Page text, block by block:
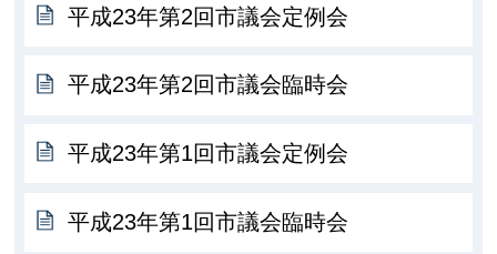
平成23年第2回市議会定例会
平成23年第2回市議会臨時会
平成23年第1回市議会定例会
平成23年第1回市議会臨時会